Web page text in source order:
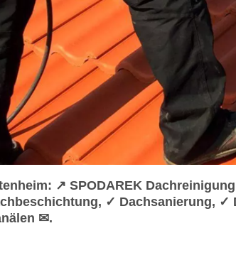
↗️ SPODAREK
✓ Dachsanierung,
✉.